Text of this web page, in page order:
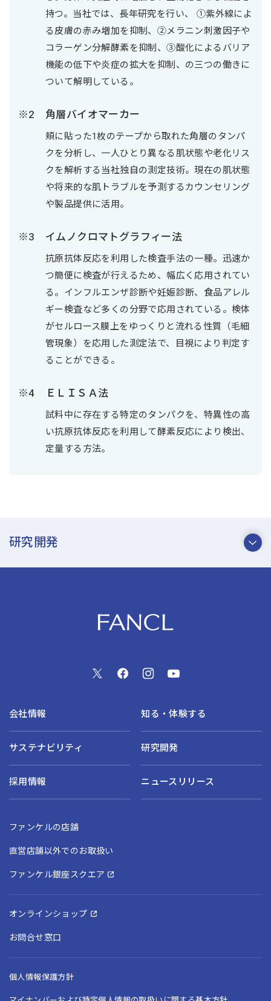
持つ。当社では、長年研究を行い、 ①紫外線によ
る皮膚の赤み増加を抑制、②メラニン刺激因子や
コラーゲン分解酵素を抑制、③酸化によるバリア
機能の低下や炎症の拡大を抑制、の三つの働きに
ついて解明している。
角層バイオマーカー
頬に貼った1枚のテープから取れた角層のタンパ
クを分析し、一人ひとり異なる肌状態や老化リス
クを解析する当社独自の測定技術。現在の肌状態
や将来的な肌トラブルを予測するカウンセリング
や製品提供に活用。
イムノクロマトグラフィー法
抗原抗体反応を利用した検査手法の一種。迅速か
つ簡便に検査が行えるため、幅広く応用されてい
る。インフルエンザ診断や妊娠診断、食品アレル
ギー検査など多くの分野で応用されている。検体
がセルロース膜上をゆっくりと流れる性質（毛細
管現象）を応用した測定法で、目視により判定す
ることができる。
ＥＬＩＳＡ法
試料中に存在する特定のタンパクを、特異性の高
い抗原抗体反応を利用して酵素反応により検出、
定量する方法。
研究開発
会社情報 知る・体験する
サステナビリティ 研究開発
採用情報 ニュースリリース
ファンケルの店舗
直営店舗以外でのお取扱い
ファンケル銀座スクエア
オンラインショップ
お問合せ窓口
個人情報保護方針